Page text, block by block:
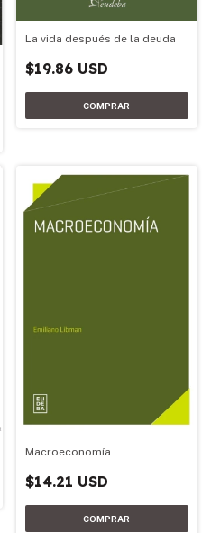
La vida después de la deuda
$19.86 USD
Macroeconomía
$14.21 USD